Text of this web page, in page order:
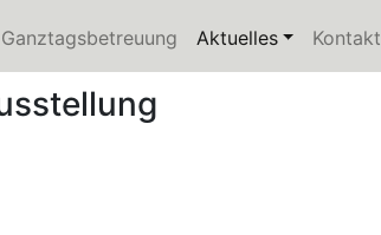
Ganztagsbetreuung Aktuelles(current)
Kontakt